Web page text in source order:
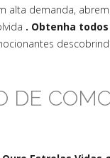
alta demanda,
. Obtenha
DE